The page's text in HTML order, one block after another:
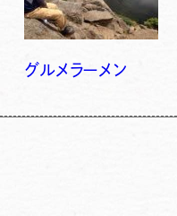
グルメ ラーメン